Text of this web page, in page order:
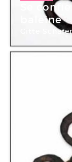
Se
baleine
Gitte